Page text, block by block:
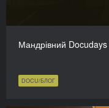
Мандрівний
DOCU/БЛОГ